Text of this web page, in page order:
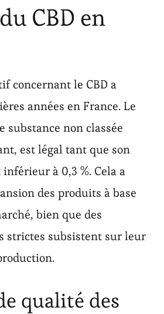
CBD en
concernant le CBD a
années en France. Le
substance non classée
est légal tant que son
à 0,3 %. Cela a
des produits à base
bien que des
strictes subsistent sur leur
qualité des